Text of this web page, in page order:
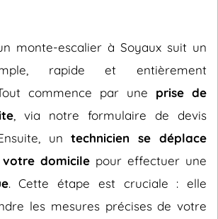
monte-escalier à Soyaux suit un
rapide et entièrement
commence par une prise de
, via notre formulaire de devis
untechnicien se déplace
domicile pour effectuer une
. Cette étape est cruciale : elle
les mesures précises de votre